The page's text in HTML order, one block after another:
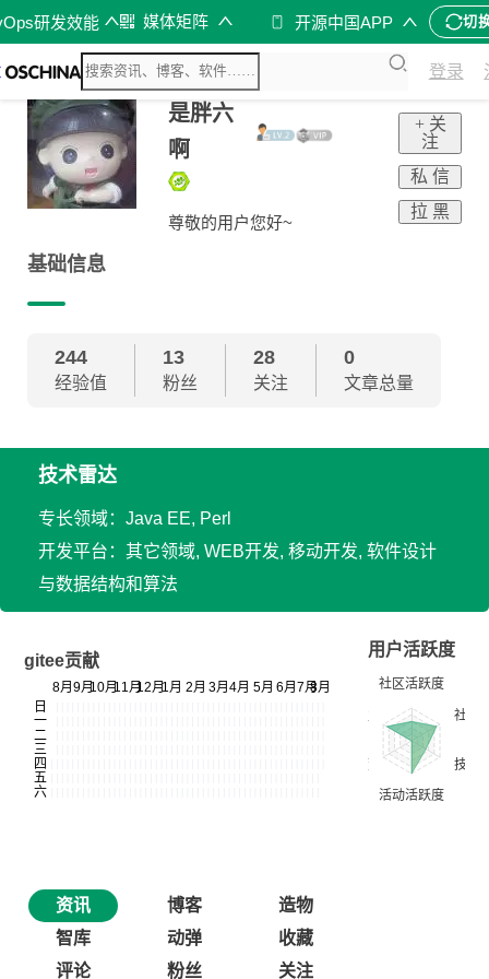
研发效能 媒体矩阵 开源中国APP 切
登录
是胖六
啊
尊敬的用户您好~
+ 关
注
私 信
拉 黑
基础信息
244
经验值
13
粉丝
28
关注
0
文章总量
技术雷达
专长领域：Java EE, Perl
开发平台：其它领域, WEB开发, 移动开发, 软件设计
与数据结构和算法
gitee贡献
用户活跃度
资讯 博客
造物
智库
动弹
收藏
评论
粉丝 关注